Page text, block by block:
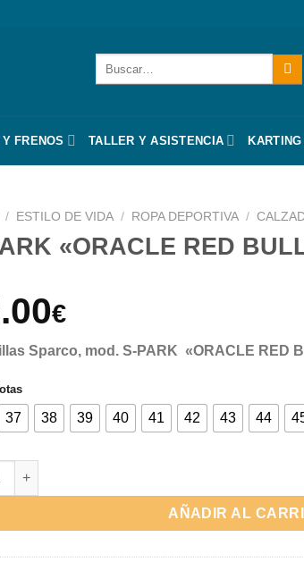
FRENOS TALLER Y ASISTENCIA KARTING
/ ESTILO DE VIDA / ROPA DEPORTIVA /
«ORACLE RED
€
Sparco, mod. S-PARK «ORACLE RED
37 38 39 40 41 42 43 44
"ORACLE RED BULL RACING" cantidad
AÑADIR AL